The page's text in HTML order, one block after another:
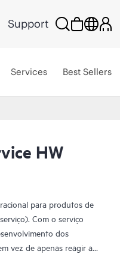
Support
Services Best Sellers
HW
para produtos de
Com o serviço
dos
vez de apenas reagir a